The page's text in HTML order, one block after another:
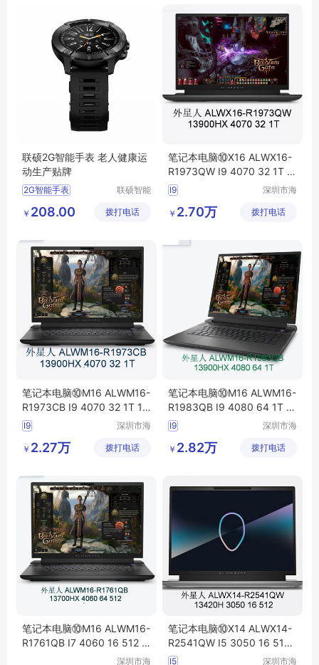
联硕2G智能手表 老人健康运
动生产贴牌
2G智能手表
4G智能手表
智能运动手表
联硕智能
有限公司
￥ 208.00 拨打电话
笔记本电脑⑩X16 ALWX16-
R1973QW I9 4070 32 1T 1
6寸
I9
深圳市海
有限公司
￥ 2.70万 拨打电话
笔记本电脑⑩M16 ALWM16-
R1973CB I9 4070 32 1T 16
寸
I9
深圳市海
有限公司
￥ 2.27万 拨打电话
笔记本电脑⑩M16 ALWM16-
R1983QB I9 4080 64 1T 1
6寸
I9
深圳市海
有限公司
￥ 2.82万 拨打电话
笔记本电脑⑩M16 ALWM16-
R1761QB I7 4060 16 512 1
深圳市海
笔记本电脑⑩X14 ALWX14-
R2541QW I5 3050 16 512
14寸
I5 深圳市海